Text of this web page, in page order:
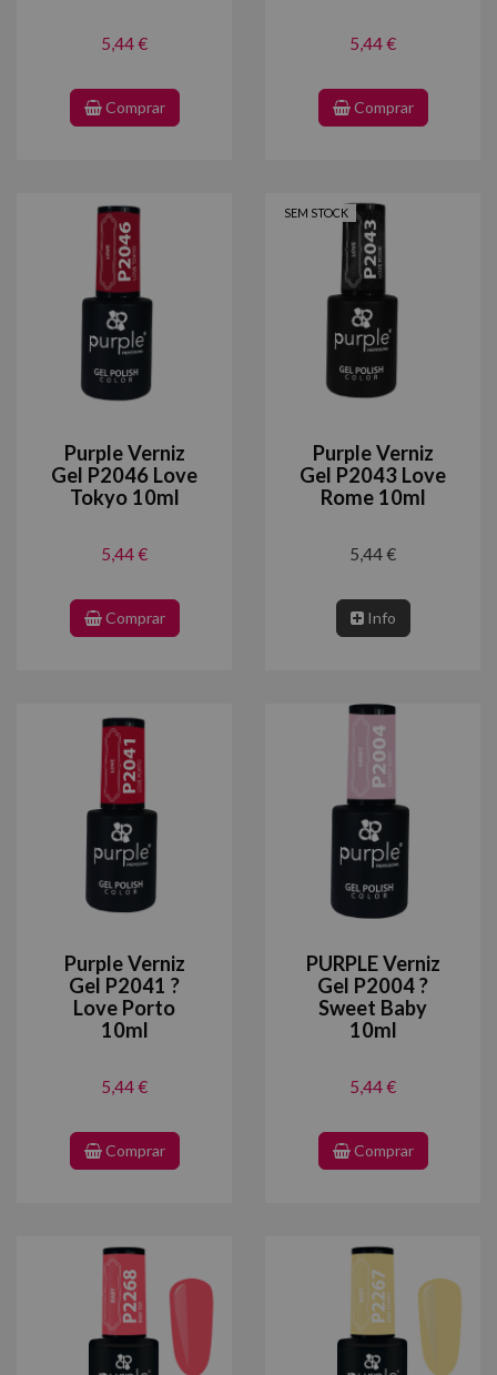
5,44 €
Comprar
5,44 €
Comprar
Purple Verniz
Gel P2046 Love
Tokyo 10ml
5,44 €
Comprar
SEM STOCK
Purple Verniz
Gel P2043 Love
Rome 10ml
5,44 €
Info
Purple Verniz
Gel P2041 ?
Love Porto
10ml
5,44 €
Comprar
PURPLE Verniz
Gel P2004 ?
Sweet Baby
10ml
5,44 €
Comprar